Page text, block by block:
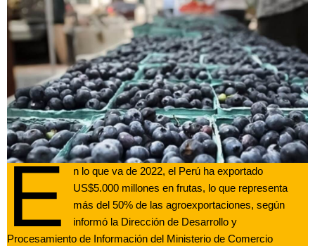
E
n lo que va de 2022, el Perú ha exportado
US$5.000 millones en frutas, lo que representa
más del 50% de las agroexportaciones, según
informó la Dirección de Desarrollo y
Procesamiento de Información del Ministerio de Comercio